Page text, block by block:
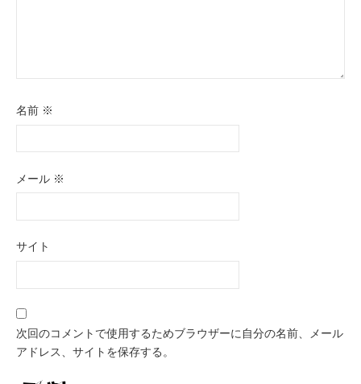
名前 ※
メール ※
サイト
次回のコメントで使用するためブラウザーに自分の名前、メール
アドレス、サイトを保存する。